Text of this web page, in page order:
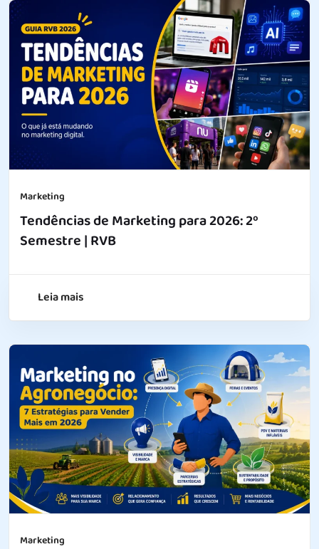
Marketing
Tendências de Marketing para 2026: 2º
Semestre | RVB
Leia mais
Marketing